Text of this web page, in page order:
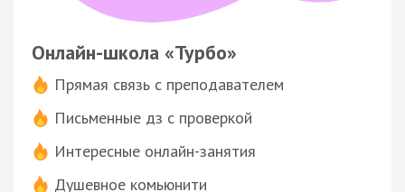
Онлайн-школа «Турбо»
Прямая связь с преподавателем
Письменные дз с проверкой
Интересные онлайн-занятия
Душевное комьюнити